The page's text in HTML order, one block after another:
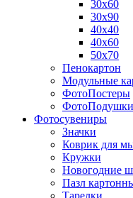
30х60
30х90
40х40
40х60
50х70
Пенокартон
Модульные
ФотоПостеры
ФотоПодушки
Фотоcувениры
Значки
Коврик для
Кружки
Новогодние
Пазл
Тарелки